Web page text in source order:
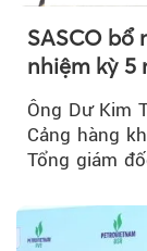
SASCO bổ
nhiệm kỳ 5
Ông Dư Kim
Cảng hàng
Tổng giám